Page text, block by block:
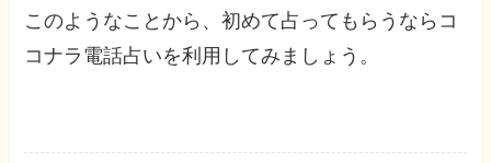
このようなことから、初めて占ってもらうならコ
コナラ電話占いを利用してみましょう。